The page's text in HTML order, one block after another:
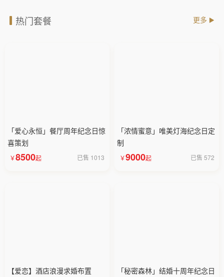
热门套餐 更多
「爱心永恒」餐厅周年纪念日惊
喜策划
8500 已售 1013
「浓情蜜意」唯美灯海纪念日定
制
9000 已售 572
【爱恋】酒店浪漫求婚布置
「秘密森林」结婚十周年纪念日